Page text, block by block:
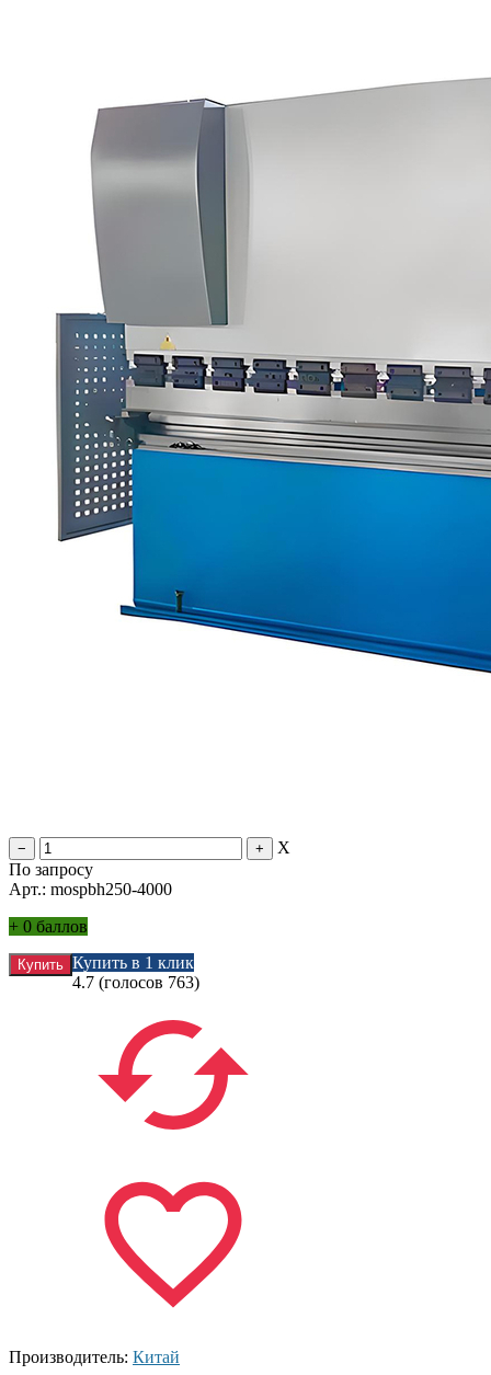
X
По запросу
Арт.: mospbh250-4000
+ 0 баллов
Купить в 1 клик
4.7 (голосов 763)
Производитель: Китай